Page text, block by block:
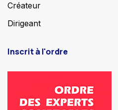
Créateur
Dirigeant
Inscrit à l'ordre